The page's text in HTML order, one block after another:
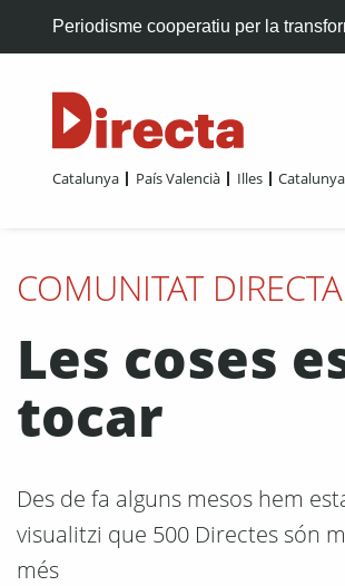
Periodisme cooperatiu per la
Catalunya País Valencià Illes
COMUNITAT DIRECTA
Les coses
tocar
Des de fa alguns mesos hem
visualitzi que 500 Directes són
més